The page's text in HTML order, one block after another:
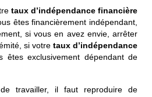
taux d’indépendance financière
êtes financièrement indépendant,
si vous en avez envie, arrêter
si votretaux d’indépendance
êtes exclusivement dépendant de
travailler, il faut reproduire de